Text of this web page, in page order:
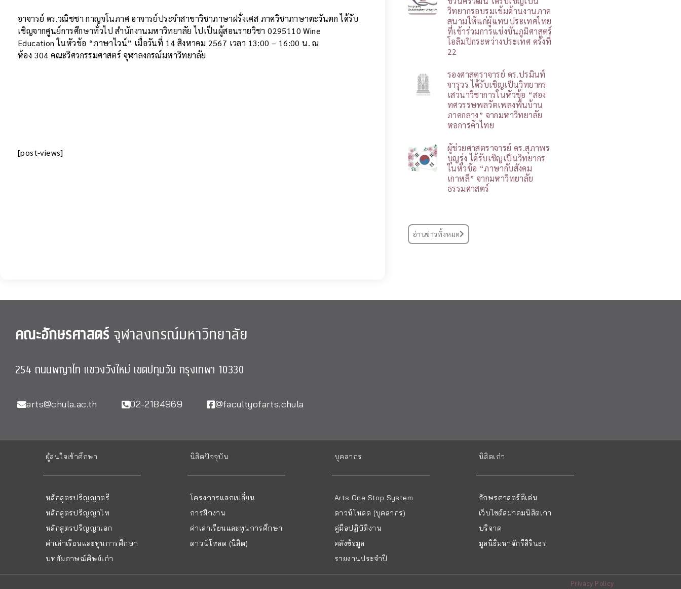
อาจารย์ ดร.วณิชชา กาญจโนภาศ อาจารย์ประจำสาขาวิชาภาษาฝรั่งเศส ภาควิชาภาษาตะวันตก ได้รับ
เชิญจากศูนย์การศึกษาทั่วไป สำนักงานมหาวิทยาลัย ไปเป็นผู้สอนรายวิชา 0295110 Wine
Education ในหัวข้อ “ภาษาไวน์” เมื่อวันที่ 14 สิงหาคม 2567 เวลา 13:00 – 16:00 น. ณ
ห้อง 304 คณะวิศวกรรมศาสตร์ จุฬาลงกรณ์มหาวิทยาลัย
[post-views]
วิทยากรอบรมเข้มด้านงานภาค
สนามให้แก่ผู้แทนประเทศไทย
ที่เข้าร่วมการแข่งขันภูมิศาสตร์
โอลิมปิกระหว่างประเทศ ครั้งที่
22
รองศาสตราจารย์ ดร.ปรมินท์
จารุวร ได้รับเชิญเป็นวิทยากร
เสวนาวิชาการในหัวข้อ “สอง
ทศวรรษพลวัตเพลงพื้นบ้าน
ภาคกลาง” จากมหาวิทยาลัย
หอการค้าไทย
ผู้ช่วยศาสตราจารย์ ดร.สุภาพร
บุญรุ่ง ได้รับเชิญเป็นวิทยากร
ในหัวข้อ “ภาษากับสังคม
เกาหลี” จากมหาวิทยาลัย
ธรรมศาสตร์
อ่านข่าวทั้งหมด
คณะอักษรศาสตร์จุฬาลงกรณ์มหาวิทยาลัย
254 ถนนพญาไท แขวงวังใหม่ เขตปทุมวัน กรุงเทพฯ 10330
arts@chula.ac.th 02-2184969 @facultyofarts.chula
ผู้สนใจเข้าศึกษา
หลักสูตรปริญญาตรี
หลักสูตรปริญญาโท
หลักสูตรปริญญาเอก
ค่าเล่าเรียนและทุนการศึกษา
บทสัมภาษณ์ศิษย์เก่า
นิสิตปัจจุบัน
โครงการแลกเปลี่ยน
การฝึกงาน
ค่าเล่าเรียนและทุนการศึกษา
ดาวน์โหลด (นิสิต)
บุคลากร
Arts One Stop System
ดาวน์โหลด (บุคลากร)
คู่มือปฏิบัติงาน
คลังข้อมูล
รายงานประจำปี
นิสิตเก่า
อักษรศาสตร์ดีเด่น
เว็บไซต์สมาคมนิสิตเก่า
บริจาค
มูลนิธิมหาจักรีสิรินธร
Privacy Policy